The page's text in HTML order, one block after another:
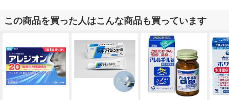
この商品を買った人はこんな商品も買っています